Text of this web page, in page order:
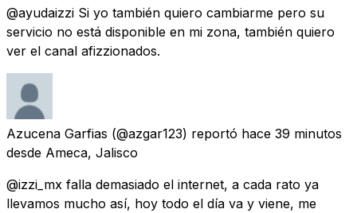
@ayudaizzi Si yo también quiero cambiarme pero su
servicio no está disponible en mi zona, también quiero
ver el canal afizzionados.
Azucena Garfias (@azgar123) reportó hace 39 minutos
desde Ameca, Jalisco
@izzi_mx falla demasiado el internet, a cada rato ya
llevamos mucho así, hoy todo el día va y viene, me